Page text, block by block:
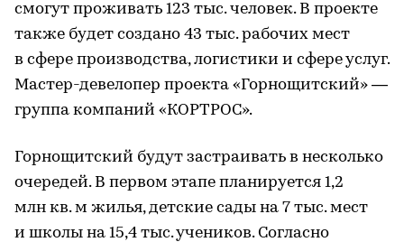
смогут проживать 123 тыс. человек. В проекте
также будет создано 43 тыс. рабочих мест
в сфере производства, логистики и сфере услуг.
Мастер-девелопер проекта «Горнощитский» —
группа компаний «КОРТРОС».
Горнощитский будут застраивать в несколько
очередей. В первом этапе планируется 1,2
млн кв. м жилья, детские сады на 7 тыс. мест
и школы на 15,4 тыс. учеников. Согласно